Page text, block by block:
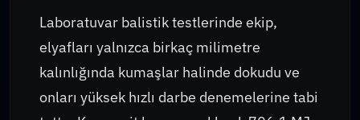
Laboratuvar balistik testlerinde ekip,
elyafları yalnızca birkaç milimetre
kalınlığında kumaşlar halinde dokudu ve
onları yüksek hızlı darbe denemelerine tabi